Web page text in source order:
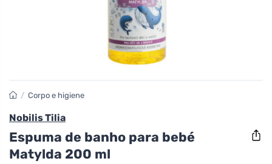
/ Corpo e higiene
Nobilis Tilia
Espuma de banho para bebé
Matylda 200 ml